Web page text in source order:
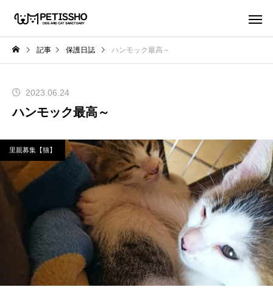
記事 保護日誌 ハンモック最高～
2023.06.24
ハンモック最高～
里親募集【猫】